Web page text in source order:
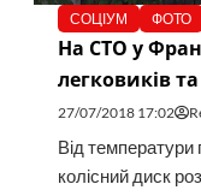
СОЦІУМ ФОТО
На СТО у
легковиків
27/07/2018 17:02
Від температури
колісний диск